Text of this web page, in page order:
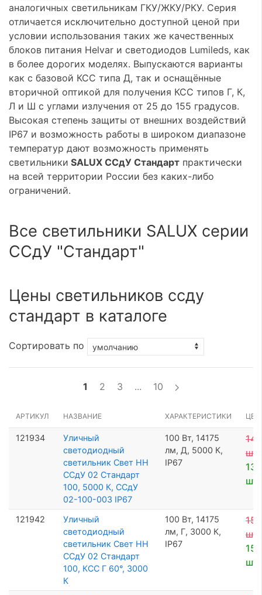
аналогичных светильникам ГКУ/ЖКУ/РКУ. Серия
отличается исключительно доступной ценой при
условии использования таких же качественных
блоков питания Helvar и светодиодов Lumileds, как
в более дорогих моделях. Выпускаются варианты
как с базовой КСС типа Д, так и оснащённые
вторичной оптикой для получения КСС типов Г, К,
Л и Ш с углами излучения от 25 до 155 градусов.
Высокая степень защиты от внешних воздействий
IP67 и возможность работы в широком диапазоне
температур дают возможность применять
светильники SALUX ССдУ Стандарт практически
на всей территории России без каких-либо
ограничений.
Все светильники SALUX серии
ССдУ "Стандарт"
Цены светильников ссду
стандарт в каталоге
Сортировать по
1 2 3 ... 10
АРТИКУЛ НАЗВАНИЕ ХАРАКТЕРИСТИКИ
121934
Уличный
светодиодный
светильник Свет НН
ССдУ 02 Стандарт
100, 5000 К, ССдУ
02-100-003 IP67
100 Вт, 14175
лм, Д, 5000 К,
IP67
14
шт
13
шт
121942
Уличный
светодиодный
светильник Свет НН
ССдУ 02 Стандарт
100, КСС Г 60°, 3000
К
100 Вт, 14175
лм, Г, 3000 К,
IP67
15
шт
15
шт